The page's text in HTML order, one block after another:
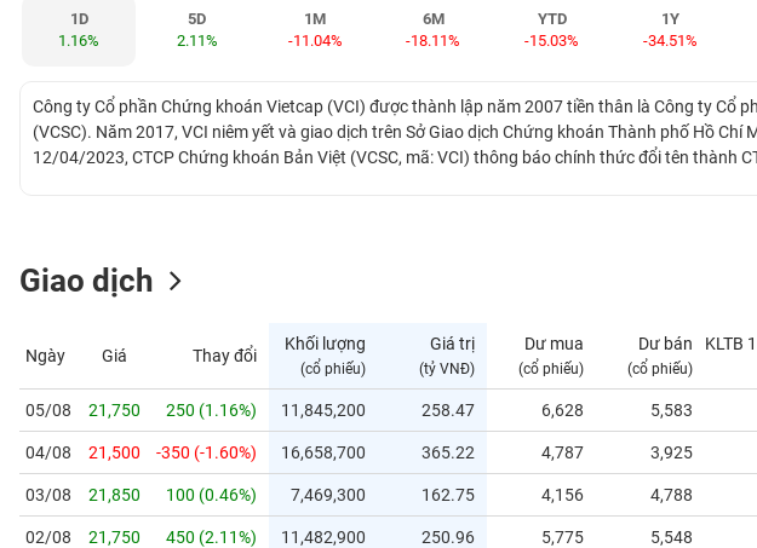
1D
1.16%
5D
2.11%
1M
-11.04%
6M
-18.11%
YTD
-15.03%
1Y
-34.51%
Công ty Cổ phần Chứng khoán Vietcap (VCI) được thành lập năm 2007 tiền thân là Công ty Cổ
(VCSC). Năm 2017, VCI niêm yết và giao dịch trên Sở Giao dịch Chứng khoán Thành phố Hồ Chí
12/04/2023, CTCP Chứng khoán Bản Việt (VCSC, mã: VCI) thông báo chính thức đổi tên thành
Giao dịch
Ngày Giá Thay đổi
Khối lượng
(cổ phiếu)
Giá trị
(tỷ VNĐ)
Dư mua
(cổ phiếu)
Dư bán
(cổ phiếu)
KLTB
05/08 21,750 250 (1.16%) 11,845,200 258.47 6,628 5,583
04/08 21,500 -350 (-1.60%) 16,658,700 365.22 4,787 3,925
03/08 21,850 100 (0.46%) 7,469,300 162.75 4,156 4,788
02/08 21,750 450 (2.11%) 11,482,900 250.96 5,775 5,548
GIỚI
CÁ
NHÂN
PHÂN
TÍCH
VIETSTOCKFINANCE